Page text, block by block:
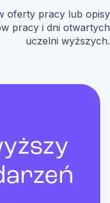
oferty pracy lub opisy
pracy i dni otwartych
uczelni wyższych.